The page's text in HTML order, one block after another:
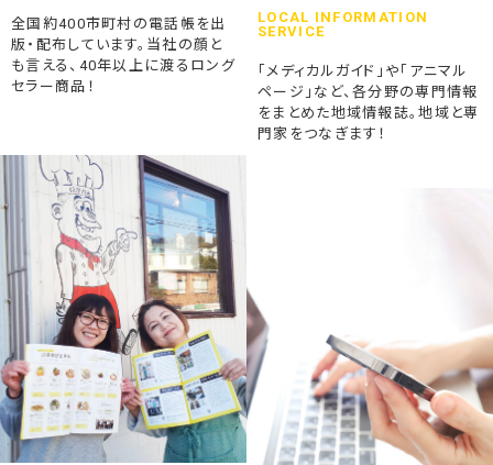
2023.04.04
そうごうページが電子書籍化！
「ウラオモテのある電話帳」がメディアに紹介されました
2023.01.13
弊社顧問税理士小関先生ラジオご出演
全国約400市町村の電話帳を出
版・配布しています。当社の顔と
も言える、40年以上に渡るロング
セラー商品！
LOCAL INFORMATION
SERVICE
「メディカルガイド」や「アニマル
ページ」など、各分野の専門情報
をまとめた地域情報誌。地域と専
門家をつなぎます！